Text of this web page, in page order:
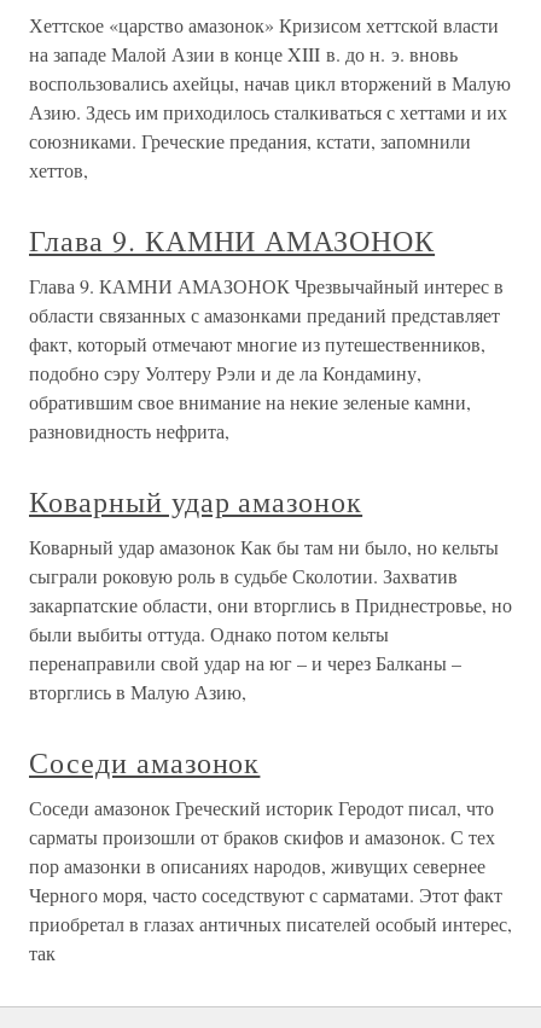
Хеттское «царство амазонок» Кризисом хеттской власти
на западе Малой Азии в конце XIII в. до н. э. вновь
воспользовались ахейцы, начав цикл вторжений в Малую
Азию. Здесь им приходилось сталкиваться с хеттами и их
союзниками. Греческие предания, кстати, запомнили
хеттов,
Глава 9. КАМНИ АМАЗОНОК
Глава 9. КАМНИ АМАЗОНОК Чрезвычайный интерес в
области связанных с амазонками преданий представляет
факт, который отмечают многие из путешественников,
подобно сэру Уолтеру Рэли и де ла Кондамину,
обратившим свое внимание на некие зеленые камни,
разновидность нефрита,
Коварный удар амазонок
Коварный удар амазонок Как бы там ни было, но кельты
сыграли роковую роль в судьбе Сколотии. Захватив
закарпатские области, они вторглись в Приднестровье, но
были выбиты оттуда. Однако потом кельты
перенаправили свой удар на юг – и через Балканы –
вторглись в Малую Азию,
Соседи амазонок
Соседи амазонок Греческий историк Геродот писал, что
сарматы произошли от браков скифов и амазонок. С тех
пор амазонки в описаниях народов, живущих севернее
Черного моря, часто соседствуют с сарматами. Этот факт
приобретал в глазах античных писателей особый интерес,
так